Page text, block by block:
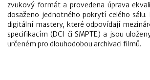
zvukový formát a provedena úprava
dosaženo jednotného pokrytí celého sálu.
digitální mastery, které odpovídají
specifikacím (DCI či SMPTE) a jsou
určeném pro dlouhodobou archivaci filmů.